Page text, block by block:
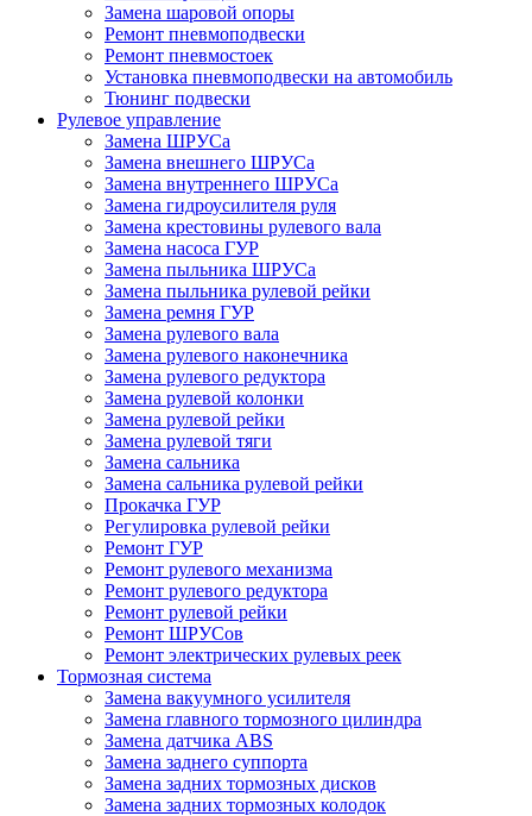
Замена шаровой опоры
Ремонт пневмоподвески
Ремонт пневмостоек
Установка пневмоподвески на автомобиль
Тюнинг подвески
Рулевое управление
Замена ШРУСа
Замена внешнего ШРУСа
Замена внутреннего ШРУСа
Замена гидроусилителя руля
Замена крестовины рулевого вала
Замена насоса ГУР
Замена пыльника ШРУСа
Замена пыльника рулевой рейки
Замена ремня ГУР
Замена рулевого вала
Замена рулевого наконечника
Замена рулевого редуктора
Замена рулевой колонки
Замена рулевой рейки
Замена рулевой тяги
Замена сальника
Замена сальника рулевой рейки
Прокачка ГУР
Регулировка рулевой рейки
Ремонт ГУР
Ремонт рулевого механизма
Ремонт рулевого редуктора
Ремонт рулевой рейки
Ремонт ШРУСов
Ремонт электрических рулевых реек
Тормозная система
Замена вакуумного усилителя
Замена главного тормозного цилиндра
Замена датчика ABS
Замена заднего суппорта
Замена задних тормозных дисков
Замена задних тормозных колодок